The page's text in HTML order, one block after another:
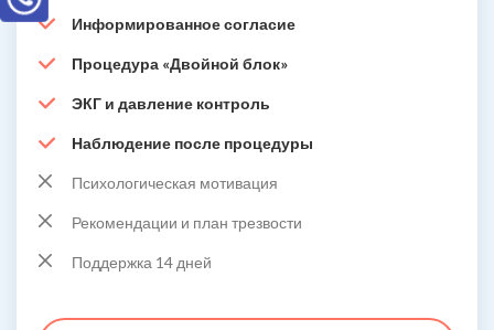
Информированное согласие
Процедура «Двойной блок»
ЭКГ и давление контроль
Наблюдение после процедуры
Психологическая мотивация
Рекомендации и план трезвости
Поддержка 14 дней